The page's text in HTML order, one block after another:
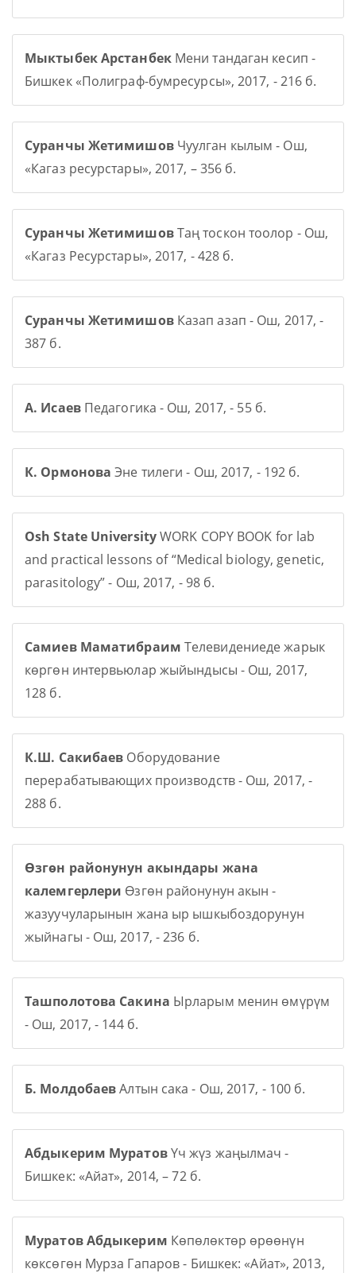
Мыктыбек АрстанбекМени тандаган кесип -
Бишкек «Полиграф-бумресурсы», 2017, - 216 б.
Суранчы ЖетимишовЧуулган кылым - Ош,
«Кагаз ресурстары», 2017, – 356 б.
Суранчы ЖетимишовТаң тоскон тоолор - Ош,
«Кагаз Ресурстары», 2017, - 428 б.
Суранчы ЖетимишовКазап азап - Ош, 2017, -
387 б.
А. ИсаевПедагогика - Ош, 2017, - 55 б.
К. Ормонова Эне тилеги - Ош, 2017, - 192 б.
Osh State UniversityWORK COPY BOOK for lab
and practical lessons of “Medical biology, genetic,
parasitology” - Ош, 2017, - 98 б.
Самиев Маматибраим Телевидениеде жарык
көргөн интервьюлар жыйындысы - Ош, 2017,
128 б.
К.Ш. Сакибаев Оборудование
перерабатывающих производств - Ош, 2017, -
288 б.
Өзгөн районунун акындары жана
калемгерлери Өзгөн районунун акын -
жазуучуларынын жана ыр ышкыбоздорунун
жыйнагы - Ош, 2017, - 236 б.
Ташполотова Сакина Ырларым менин өмүрүм
- Ош, 2017, - 144 б.
Б. МолдобаевАлтын сака - Ош, 2017, - 100 б.
Абдыкерим МуратовҮч жүз жаңылмач -
Бишкек: «Айат», 2014, – 72 б.
Муратов Абдыкерим Көпөлөктөр өрөөнүн
көксөгөн Мурза Гапаров - Бишкек: «Айат», 2013,